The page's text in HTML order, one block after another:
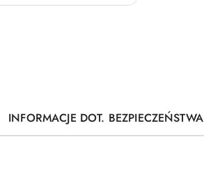
INFORMACJE DOT. BEZPIECZEŃSTWA